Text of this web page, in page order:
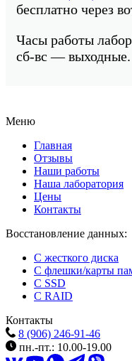
бесплатно через
Часы работы
сб-вс — выходные.
Меню
Главная
Отзывы
Наши работы
Наша лаборатория
Цены
Контакты
Восстановление данных:
C жесткого диска
C флешки/карты
C SSD
C RAID
Контакты
8 (906) 246-91-46
пн.-пт.: 10.00-19.00